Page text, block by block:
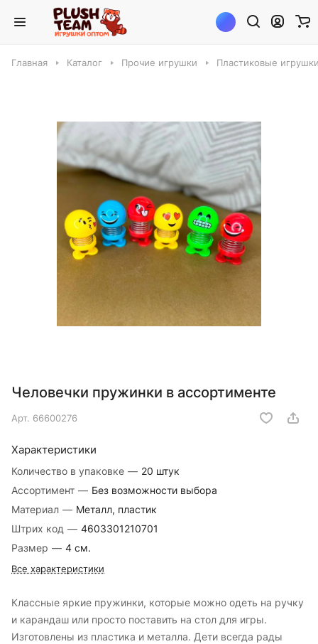
Главная Каталог Прочие игрушки Пластиковые
Человечки пружинки в ассортименте
Арт. 66600276
Характеристики
Количество в упаковке — 20 штук
Ассортимент — Без возможности выбора
Материал — Металл, пластик
Штрих код — 4603301210701
Размер — 4 см.
Все характеристики
Классные яркие пружинки, которые можно одеть на ручку
и карандаш или просто поставить на стол для игры.
Изготовлены из пластика и металла. Дети всегда рады